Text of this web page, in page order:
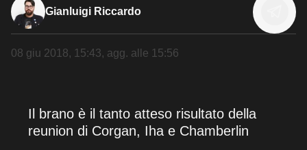
Gianluigi Riccardo
08 giu 2018, 15:43, agg. alle 15:56
Il brano è il tanto atteso risultato della
reunion di Corgan, Iha e Chamberlin